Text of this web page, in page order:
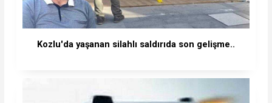
Kozlu'da yaşanan silahlı saldırıda son gelişme..